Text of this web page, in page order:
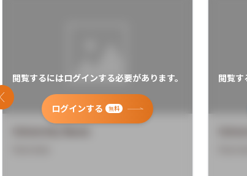
閲覧するにはログインする必要があります。
ログインする 無料
閲覧す
前のスライド